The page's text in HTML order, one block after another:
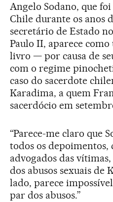
Angelo Sodano, que
Chile durante os anos
secretário de Estado
Paulo II, aparece
livro — por causa de
com o regime
caso do sacerdote
Karadima, a quem
sacerdócio em
“Parece-me claro que
todos os depoimentos,
advogados das
dos abusos sexuais de
lado, parece
par dos abusos.”